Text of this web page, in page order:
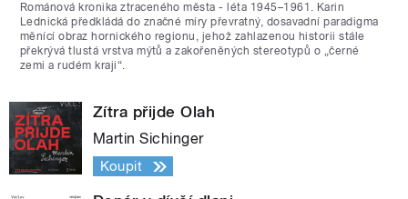
Románová kronika ztraceného města - léta 1945–1961. Karin
Lednická předkládá do značné míry převratný, dosavadní paradigma
měnící obraz hornického regionu, jehož zahlazenou historii stále
překrývá tlustá vrstva mýtů a zakořeněných stereotypů o „černé
zemi a rudém kraji“.
Zítra přijde Olah
Martin Sichinger
Koupit